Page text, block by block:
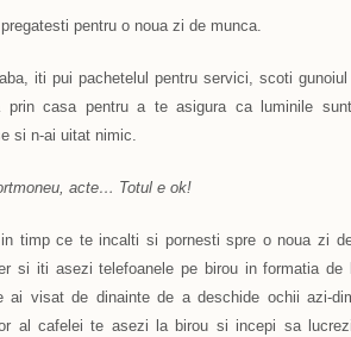
pentru o noua zi de munca.
iti pui pachetelul pentru servici, scoti
casa pentru a te asigura ca luminile
si n-ai uitat nimic.
acte… Totul e ok!
in timp ce te incalti si pornesti spre o noua zi
si iti asezi telefoanele pe birou in formatia
ai visat de dinainte de a deschide ochii azi-
al cafelei te asezi la birou si incepi sa